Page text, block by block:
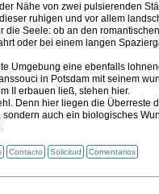
Nähe von zwei pulsierenden
ruhigen und vor allem
die Seele: ob an den romantischen
oder bei einem langen
Umgebung eine ebenfalls
in Potsdam mit seinem
II erbauen ließ, stehen hier.
Denn hier liegen die Überreste
auch ein biologisches
Contacto Solicitud Comentarios